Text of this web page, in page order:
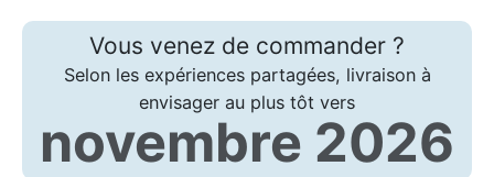
Vous venez de commander ?
Selon les expériences partagées, livraison à
envisager au plus tôt vers
novembre 2026